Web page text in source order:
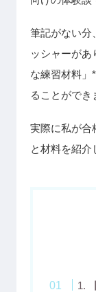
筆記がない分
ッシャーがあ
な練習材料」
ることができ
実際に私が合
と材料を紹介
1.